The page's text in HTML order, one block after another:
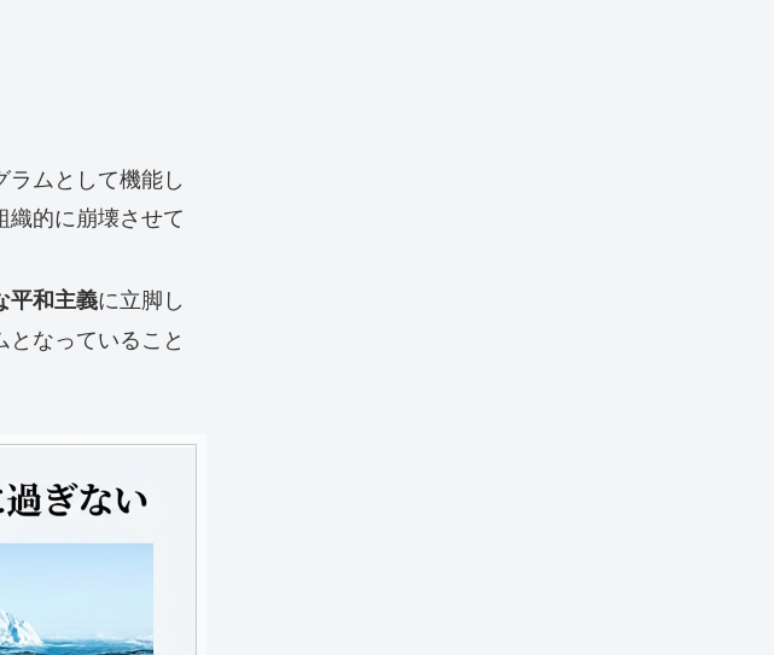
ムとして機能し
的に崩壊させて
平和主義に立脚し
なっていること